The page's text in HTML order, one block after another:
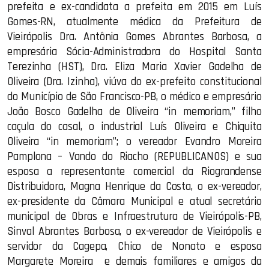
prefeita e ex-candidata a prefeita em 2015 em Luís
Gomes-RN, atualmente médica da Prefeitura de
Vieirópolis Dra. Antônia Gomes Abrantes Barbosa, a
empresária Sócia-Administradora do Hospital Santa
Terezinha (HST), Dra. Eliza Maria Xavier Gadelha de
Oliveira (Dra. Izinha), viúva do ex-prefeito constitucional
do Município de São Francisco-PB, o médico e empresário
João Bosco Gadelha de Oliveira “in memoriam,” filho
caçula do casal, o industrial Luís Oliveira e Chiquita
Oliveira “in memoriam”; o vereador Evandro Moreira
Pamplona – Vando do Riacho (REPUBLICANOS) e sua
esposa a representante comercial da Riograndense
Distribuidora, Magna Henrique da Costa, o ex-vereador,
ex-presidente da Câmara Municipal e atual secretário
municipal de Obras e Infraestrutura de Vieirópolis-PB,
Sinval Abrantes Barbosa, o ex-vereador de Vieirópolis e
servidor da Cagepa, Chico de Nonato e esposa
Margarete Moreira
e demais familiares e amigos da